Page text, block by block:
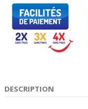
DESCRIPTION